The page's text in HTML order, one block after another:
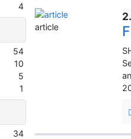
2.
article
4
54
10
5
1
34